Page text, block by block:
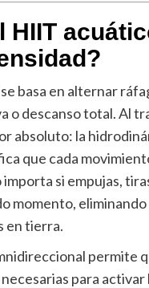
HIIT
basa en alternar
o descanso total. Al
absoluto: la
que cada
si empujas,
momento,
en tierra.
permite
para